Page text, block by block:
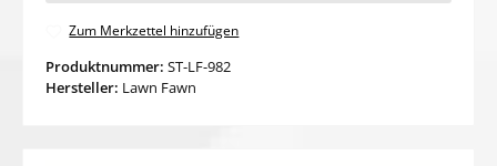
Zum Merkzettel hinzufügen
Produktnummer: ST-LF-982
Hersteller: Lawn Fawn